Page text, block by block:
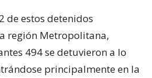
de estos detenidos
región Metropolitana,
494 se detuvieron a lo
principalmente en la